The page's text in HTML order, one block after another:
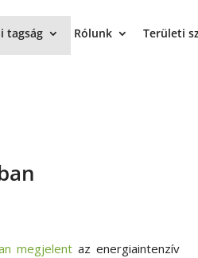
tagság Rólunk Területi
megjelentaz energiaintenzív